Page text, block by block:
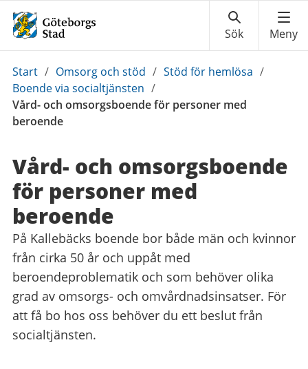
Du
är
här:
Start / Omsorg och stöd / Stöd för hemlösa /
Boende via socialtjänsten /
Vård- och omsorgsboende för personer med
beroende
Vård- och omsorgsboende
för personer med
beroende
På Kallebäcks boende bor både män och kvinnor
från cirka 50 år och uppåt med
beroendeproblematik och som behöver olika
grad av omsorgs- och omvårdnadsinsatser. För
att få bo hos oss behöver du ett beslut från
socialtjänsten.